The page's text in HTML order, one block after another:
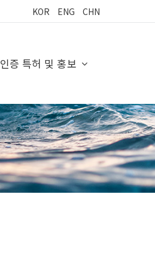
KOR ENG CHN
인증 특허 및 홍보